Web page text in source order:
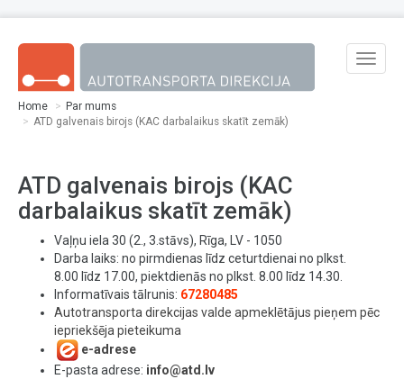
Toggle
Home
Par mums
ATD galvenais birojs (KAC darbalaikus skatīt zemāk)
ATD galvenais birojs (KAC
darbalaikus skatīt zemāk)
Vaļņu iela 30 (2., 3.stāvs), Rīga, LV - 1050
Darba laiks: no pirmdienas līdz ceturtdienai no plkst.
8.00 līdz 17.00, piektdienās no plkst. 8.00 līdz 14.30.
Informatīvais tālrunis: 67280485
Autotransporta direkcijas valde apmeklētājus pieņem pēc
iepriekšēja pieteikuma
e-adrese
E-pasta adrese: info@atd.lv